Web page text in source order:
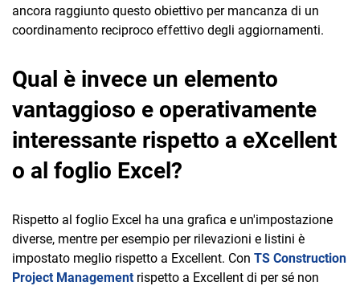
ancora raggiunto questo obiettivo per mancanza di un
coordinamento reciproco effettivo degli aggiornamenti.
Qual è invece un elemento
vantaggioso e operativamente
interessante rispetto a eXcellent
o al foglio Excel?
Rispetto al foglio Excel ha una grafica e un'impostazione
diverse, mentre per esempio per rilevazioni e listini è
impostato meglio rispetto a Excellent. Con TS Construction
Project Management rispetto a Excellent di per sé non